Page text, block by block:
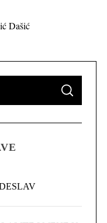
Dašić
S
A
C